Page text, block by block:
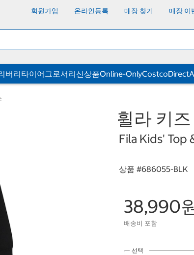
회원가입 온라인등록 매장 찾기 매장 이
버리타이어그로서리신상품Online-OnlyCostcoDirect
휠라 키
Fila Kids' Top
상품 #686055-BLK
38,990
배송비 포함
선택